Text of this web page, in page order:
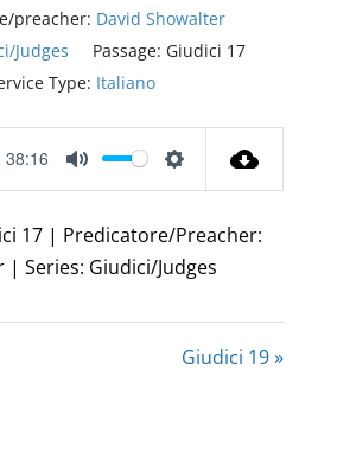
preacher: David Showalter
Judges Passage: Giudici 17
Type: Italiano
38:16
Mute Settings
17 | Predicatore/Preacher:
| Series: Giudici/Judges
Giudici 19 »